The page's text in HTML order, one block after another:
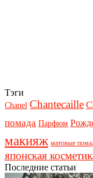
Тэги
Chanel Chantecaille
помада Парфюм
макияж матовые
японская
Последние статьи